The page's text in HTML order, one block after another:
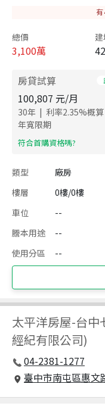
有
總價
3,100萬
房貸試算
100,807 元/月
30年 | 利率2.35%概算
年寬限期
​符合首購資格嗎?
類型 廠房
樓層
0樓/0樓
車位
--
謄本用途
--
使用分區
--
太平洋房屋-台中
經紀有限公司)
04-2381-1277
臺中市南屯區惠文